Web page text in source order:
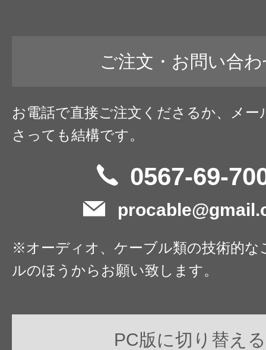
ご注文・お問い合
お電話で直接ご注文くださるか、メー
さっても結構です。
0567-69-
※オーディオ、ケーブル類の技術的な
ルのほうからお願い致します。
PC版に切り替える